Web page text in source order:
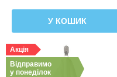
У КОШИК
Акція
Відправимо
у понеділок